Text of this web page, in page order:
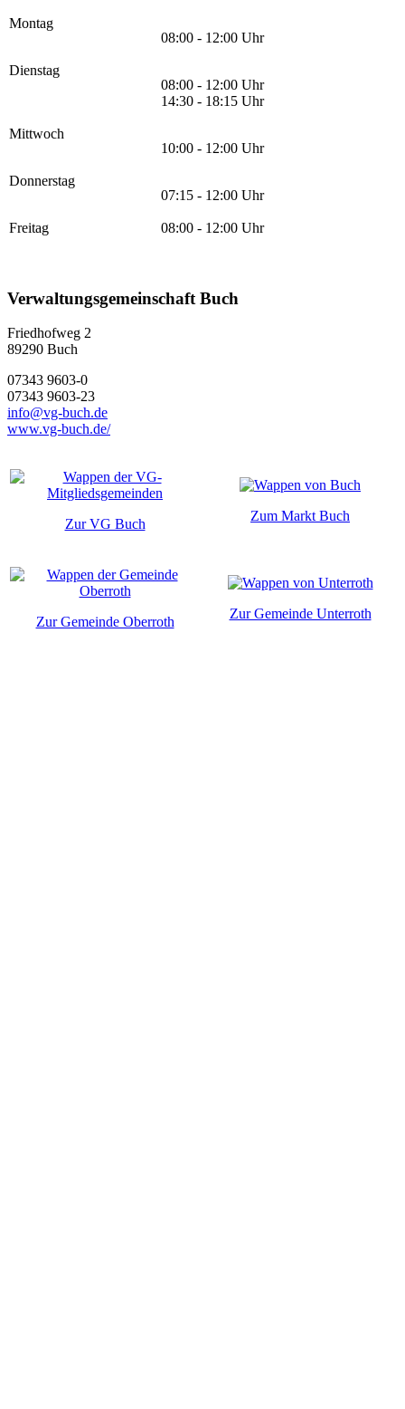
Montag
08:00 - 12:00 Uhr
Dienstag
08:00 - 12:00 Uhr
14:30 - 18:15 Uhr
Mittwoch
10:00 - 12:00 Uhr
Donnerstag
07:15 - 12:00 Uhr
Freitag 08:00 - 12:00 Uhr
Verwaltungsgemeinschaft Buch
Friedhofweg 2
89290 Buch
07343 9603-0
07343 9603-23
info@vg-buch.de
www.vg-buch.de/
Zur VG Buch
Zum Markt Buch
Zur Gemeinde Oberroth
Zur Gemeinde Unterroth